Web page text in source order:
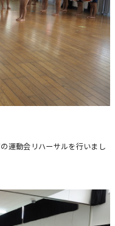
運動会リハーサルを行いまし